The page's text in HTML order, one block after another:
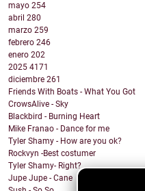
mayo 254
abril 280
marzo 259
febrero 246
enero 202
2025 4171
diciembre 261
Friends With Boats - What You Got
CrowsAlive - Sky
Blackbird - Burning Heart
Mike Franao - Dance for me
Tyler Shamy - How are you ok?
Rockvyn -Best costumer
Tyler Shamy- Right?
Jupe Jupe - Cane